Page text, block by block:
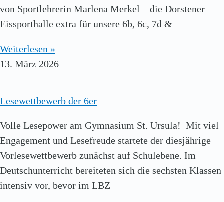
von Sportlehrerin Marlena Merkel – die Dorstener
Eissporthalle extra für unsere 6b, 6c, 7d &
Weiterlesen »
13. März 2026
Lesewettbewerb der 6er
Volle Lesepower am Gymnasium St. Ursula! Mit viel
Engagement und Lesefreude startete der diesjährige
Vorlesewettbewerb zunächst auf Schulebene. Im
Deutschunterricht bereiteten sich die sechsten Klassen
intensiv vor, bevor im LBZ